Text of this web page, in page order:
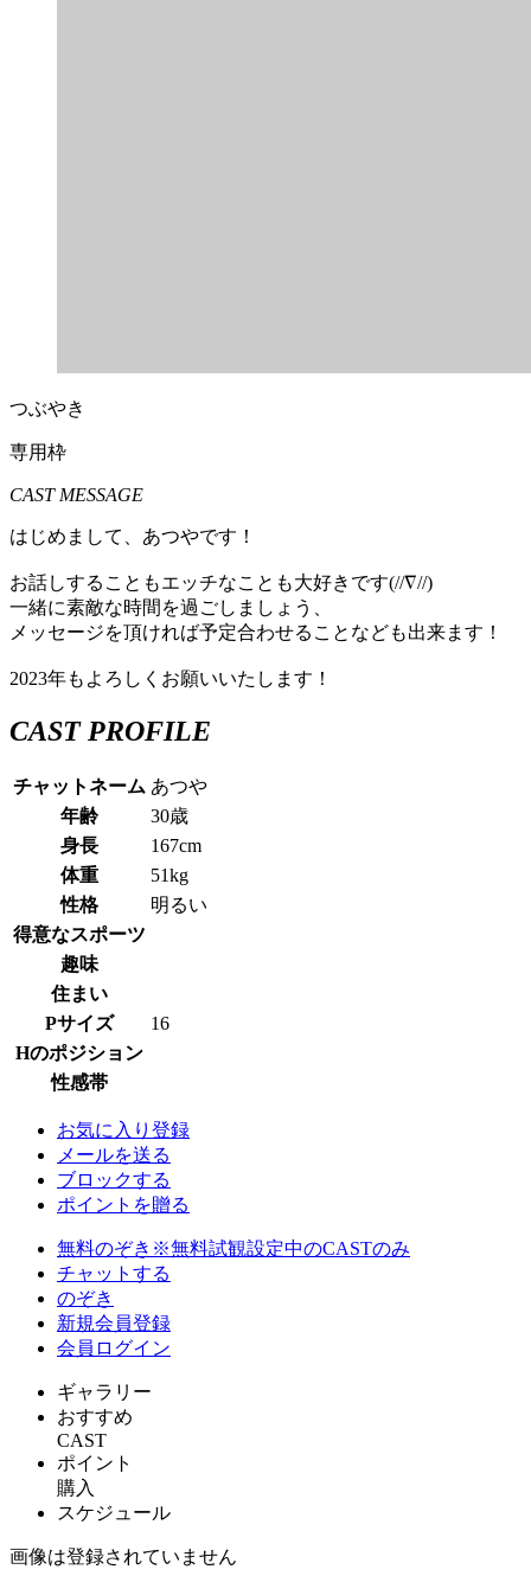
つぶやき
専用枠
CAST MESSAGE
はじめまして、あつやです！
お話しすることもエッチなことも大好きです(//∇//)
一緒に素敵な時間を過ごしましょう、
メッセージを頂ければ予定合わせることなども出来ます！
2023年もよろしくお願いいたします！
CAST PROFILE
チャットネーム あつや
年齢
30歳
身長
167cm
体重
51kg
性格
明るい
得意なスポーツ
趣味
住まい
Pサイズ
16
Hのポジション
性感帯
お気に入り登録
メールを送る
ブロックする
ポイントを贈る
無料のぞき ※無料試観設定中のCASTのみ
チャットする
のぞき
新規会員登録
会員ログイン
ギャラリー
おすすめ
CAST
ポイント
購入
スケジュール
画像は登録されていません